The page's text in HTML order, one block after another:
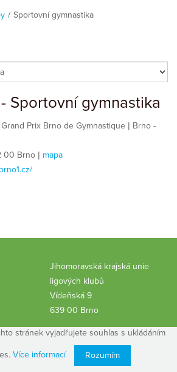
/ Sportovní gymnastika
Sportovní gymnastika
Prix Brno de Gymnastique | Brno -
00 Brno | mapa
Jihomoravská krajská unie
ligových klubů
Vídeňská 9
639 00 Brno
vrnak.cus@gmail.com
stránek vyjadřujete souhlas s ukládáním
Více informací Rozumím